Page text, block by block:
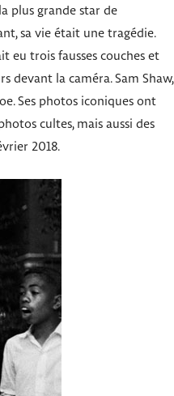
plus grande star de
sa vie était une tragédie.
eu trois fausses couches et
devant la caméra. Sam Shaw,
Ses photos iconiques ont
cultes, mais aussi des
2018.